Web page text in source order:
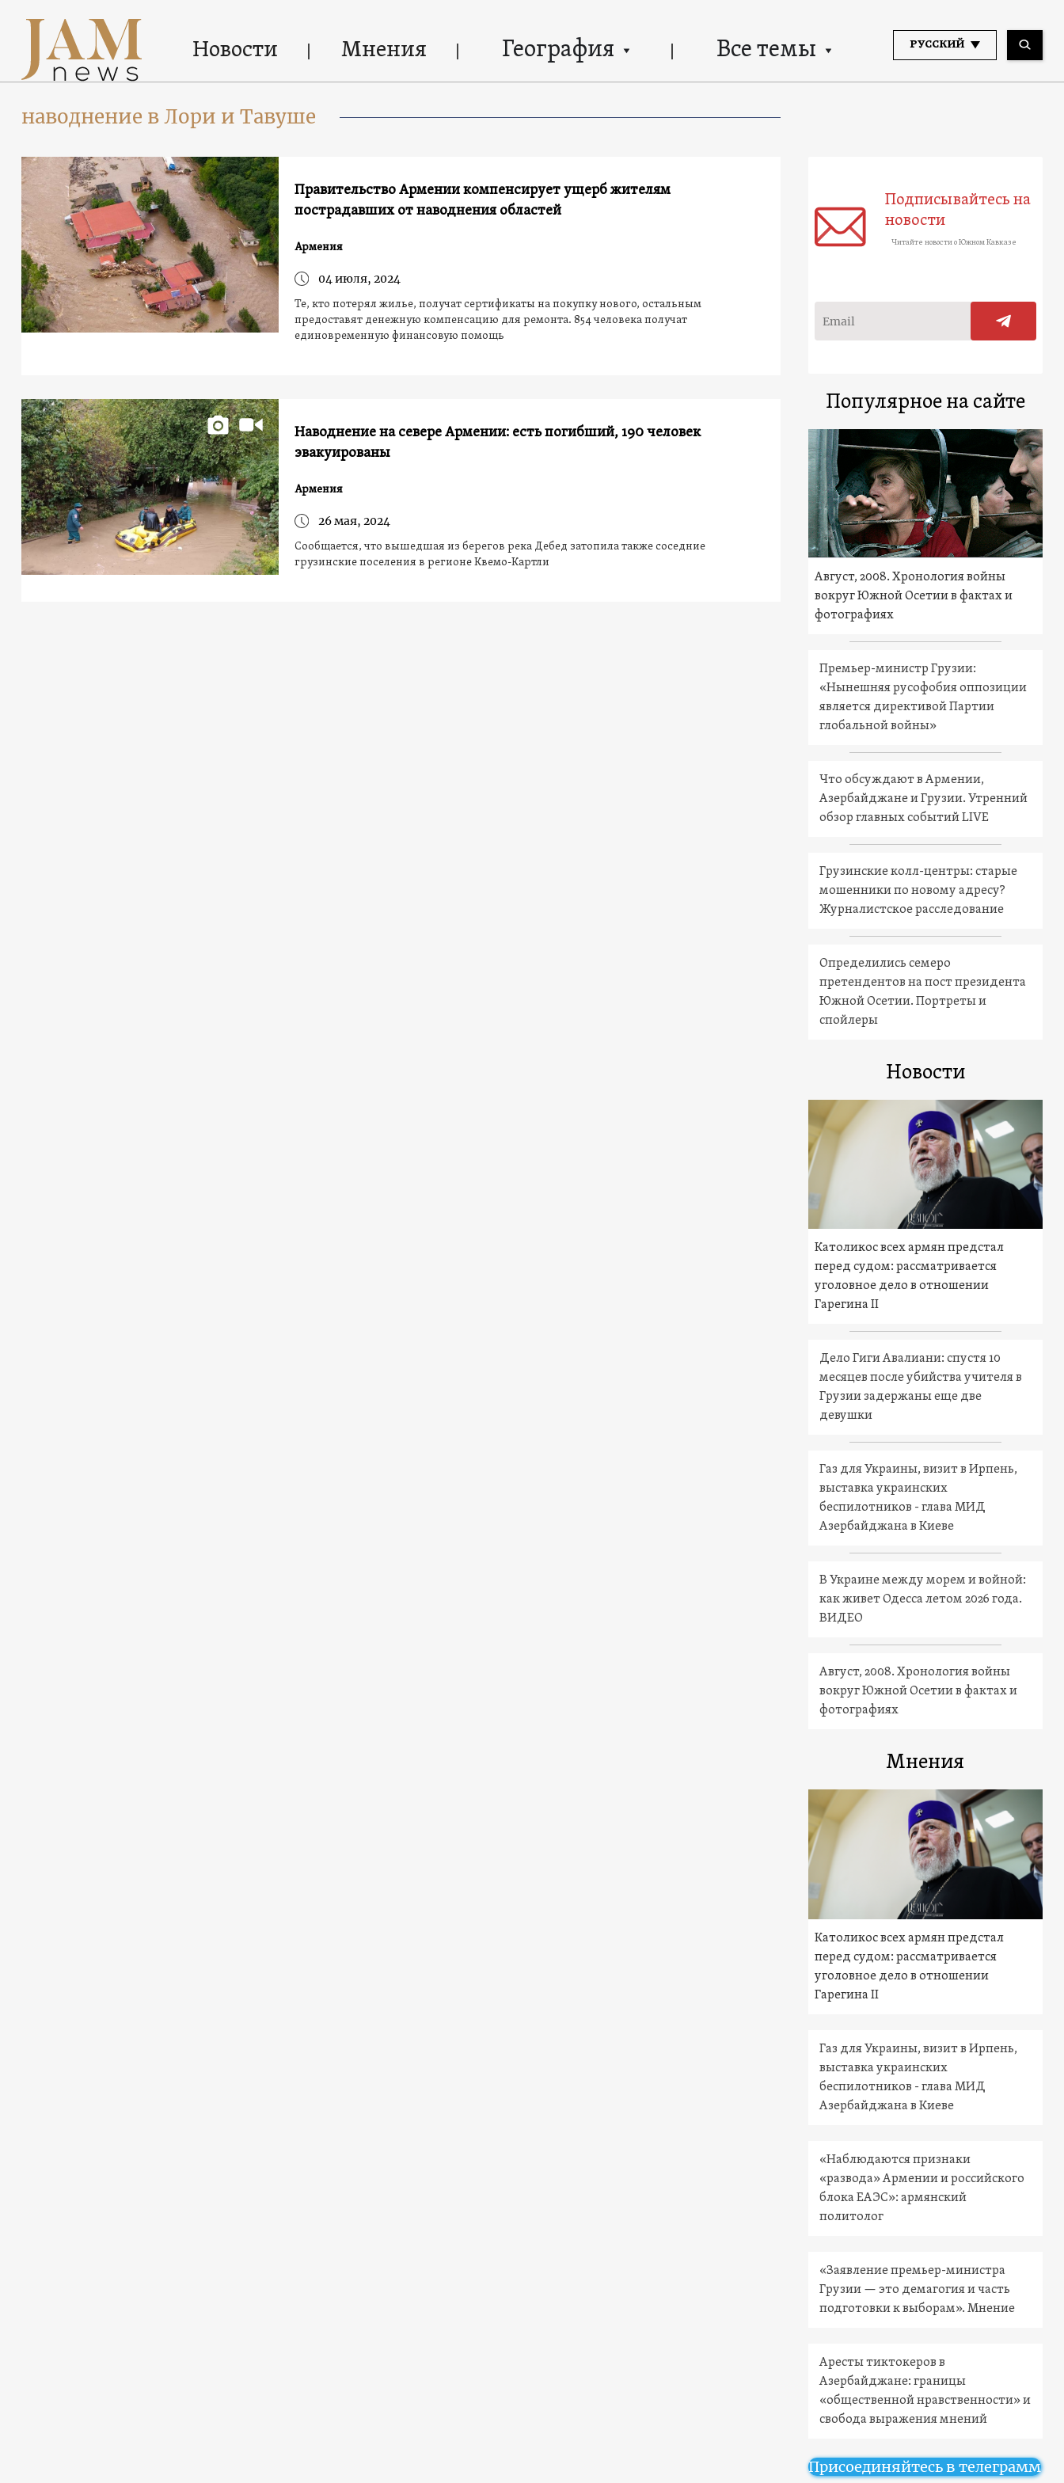
Новости Мнения География Все темы РУССКИЙ
наводнение в Лори и Тавуше
Правительство Армении компенсирует ущерб жителям
пострадавших от наводнения областей
Армения
04 июля, 2024
Те, кто потерял жилье, получат сертификаты на покупку нового, остальным
предоставят денежную компенсацию для ремонта. 854 человека получат
единовременную финансовую помощь
Наводнение на севере Армении: есть погибший, 190 человек
эвакуированы
Армения
26 мая, 2024
Сообщается, что вышедшая из берегов река Дебед затопила также соседние
грузинские поселения в регионе Квемо-Картли
Подписывайтесь на
новости
Читайте новости о Южном Кавказе
Популярное на сайте
Август, 2008. Хронология войны
вокруг Южной Осетии в фактах и
фотографиях
Премьер-министр Грузии:
«Нынешняя русофобия оппозиции
является директивой Партии
глобальной войны»
Что обсуждают в Армении,
Азербайджане и Грузии. Утренний
обзор главных событий LIVE
Грузинские колл-центры: старые
мошенники по новому адресу?
Журналистское расследование
Определились семеро
претендентов на пост президента
Южной Осетии. Портреты и
спойлеры
Новости
Католикос всех армян предстал
перед судом: рассматривается
уголовное дело в отношении
Гарегина II
Дело Гиги Авалиани: спустя 10
месяцев после убийства учителя в
Грузии задержаны еще две
девушки
Газ для Украины, визит в Ирпень,
выставка украинских
беспилотников - глава МИД
Азербайджана в Киеве
В Украине между морем и войной:
как живет Одесса летом 2026 года.
ВИДЕО
Август, 2008. Хронология войны
вокруг Южной Осетии в фактах и
фотографиях
Мнения
Католикос всех армян предстал
перед судом: рассматривается
уголовное дело в отношении
Гарегина II
Газ для Украины, визит в Ирпень,
выставка украинских
беспилотников - глава МИД
Азербайджана в Киеве
«Наблюдаются признаки
«развода» Армении и российского
блока ЕАЭС»: армянский
политолог
«Заявление премьер-министра
Грузии — это демагогия и часть
подготовки к выборам». Мнение
Аресты тиктокеров в
Азербайджане: границы
«общественной нравственности» и
свобода выражения мнений
Присоединяйтесь в телеграмм